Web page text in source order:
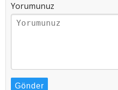
Yorumunuz
Gönder